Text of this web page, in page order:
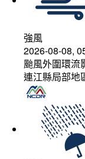
強風
2026-08-08,
颱風外圍環流
連江縣局部地